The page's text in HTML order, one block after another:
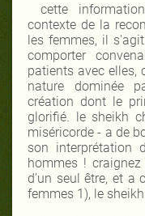
cette
contexte de la
les femmes, il
comporter
patients avec elles,
nature dominée
création dont le
glorifié. le sheikh
miséricorde - a de
son interprétation
hommes !
d'un seul être, et a
femmes 1), le